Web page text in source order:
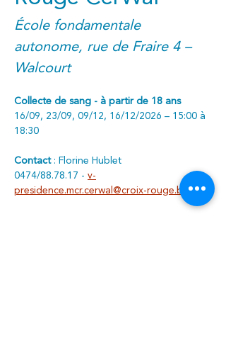
École fondamentale
autonome, rue de Fraire 4 –
Walcourt
Collecte de sang - à partir de 18 ans
16/09, 23/09, 09/12, 16/12/2026 – 15:00 à
18:30
Contact : Florine Hublet
0474/88.78.17 - v-
presidence.mcr.cerwal@croix-rouge.be